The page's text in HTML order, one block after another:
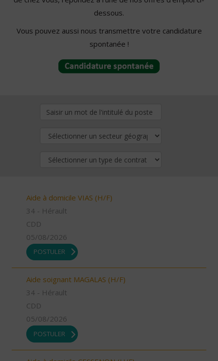
dessous.
Vous pouvez aussi nous transmettre votre candidature
spontanée !
Aide à domicile VIAS (H/F)
34 - Hérault
CDD
05/08/2026
POSTULER
Aide soignant MAGALAS (H/F)
34 - Hérault
CDD
05/08/2026
POSTULER